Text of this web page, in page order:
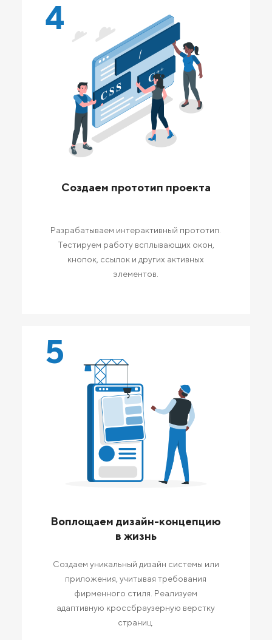
4
Создаем прототип проекта
Разрабатываем интерактивный прототип.
Тестируем работу всплывающих окон,
кнопок, ссылок и других активных
элементов.
5
Воплощаем дизайн-концепцию
в жизнь
Создаем уникальный дизайн системы или
приложения, учитывая требования
фирменного стиля. Реализуем
адаптивную кроссбраузерную верстку
страниц.